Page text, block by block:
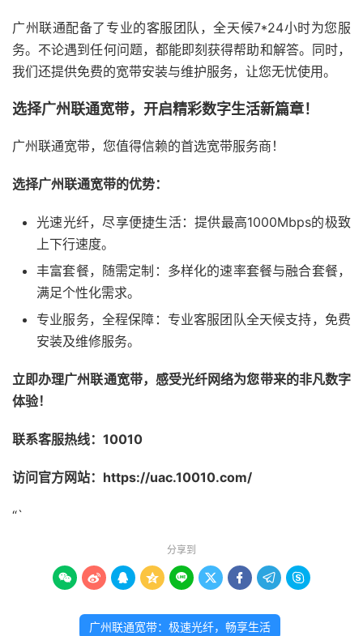
广州联通配备了专业的客服团队，全天候7*24小时为您服
务。不论遇到任何问题，都能即刻获得帮助和解答。同时，
我们还提供免费的宽带安装与维护服务，让您无忧使用。
选择广州联通宽带，开启精彩数字生活新篇章！
广州联通宽带，您值得信赖的首选宽带服务商！
选择广州联通宽带的优势：
光速光纤，尽享便捷生活：提供最高1000Mbps的极致
上下行速度。
丰富套餐，随需定制：多样化的速率套餐与融合套餐，
满足个性化需求。
专业服务，全程保障：专业客服团队全天候支持，免费
安装及维修服务。
立即办理广州联通宽带，感受光纤网络为您带来的非凡数字
体验！
联系客服热线：10010
访问官方网站：https://uac.10010.com/
“`
分享到
        
广州联通宽带：极速光纤，畅享生活